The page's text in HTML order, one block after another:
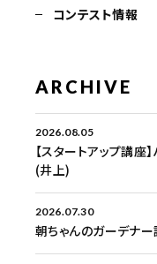
コンテスト情報
ARCHIVE
2026.08.05
【スタートアップ講座
(井上)
2026.07.30
朝ちゃんのガーデナ